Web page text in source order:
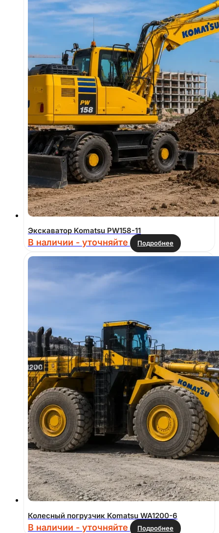
Экскаватор Komatsu PW158-11
В наличии - уточняйте Подробнее
Колесный погрузчик Komatsu WA1200-6
В наличии - уточняйте Подробнее